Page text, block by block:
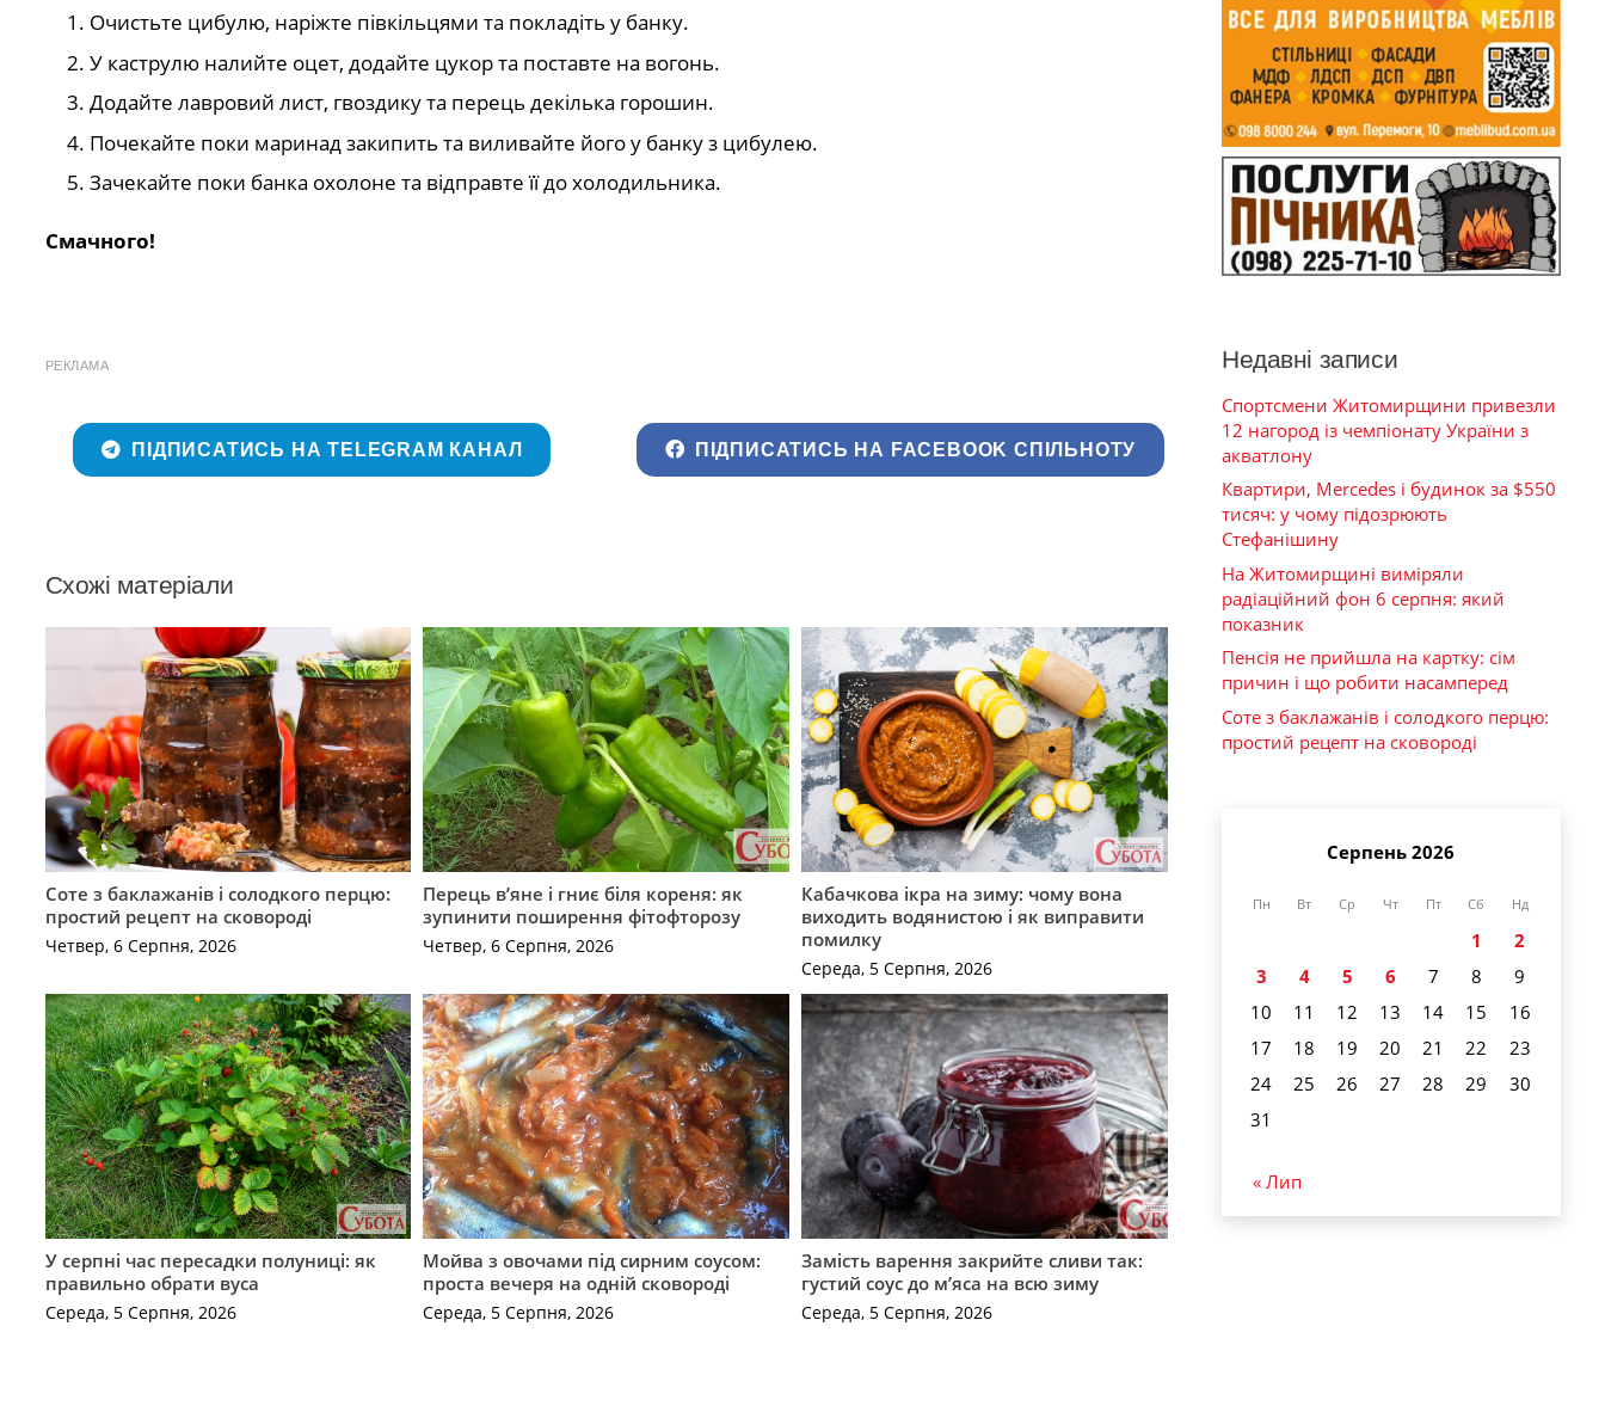
Очистьте цибулю, наріжте півкільцями та покладіть у банку.
У каструлю налийте оцет, додайте цукор та поставте на вогонь.
Додайте лавровий лист, гвоздику та перець декілька горошин.
Почекайте поки маринад закипить та виливайте його у банку з цибулею.
Зачекайте поки банка охолоне та відправте її до холодильника.
Смачного!
РЕКЛАМА
ПІДПИСАТИСЬ НА TELEGRAM КАНАЛ ПІДПИСАТИСЬ НА FACEBOOK СПІЛЬНОТУ
Схожі матеріали
Соте з баклажанів і солодкого перцю:
простий рецепт на сковороді
Четвер, 6 Серпня, 2026
Перець в’яне і гниє біля кореня: як
зупинити поширення фітофторозу
Четвер, 6 Серпня, 2026
Кабачкова ікра на зиму: чому вона
виходить водянистою і як виправити
помилку
Середа, 5 Серпня, 2026
У серпні час пересадки полуниці: як
правильно обрати вуса
Середа, 5 Серпня, 2026
Мойва з овочами під сирним соусом:
проста вечеря на одній сковороді
Середа, 5 Серпня, 2026
Замість варення закрийте сливи так:
густий соус до м’яса на всю зиму
Середа, 5 Серпня, 2026
Недавні записи
Спортсмени Житомирщини привезли
12 нагород із чемпіонату України з
акватлону
Квартири, Mercedes і будинок за $550
тисяч: у чому підозрюють
Стефанішину
На Житомирщині виміряли
радіаційний фон 6 серпня: який
показник
Пенсія не прийшла на картку: сім
причин і що робити насамперед
Соте з баклажанів і солодкого перцю:
простий рецепт на сковороді
Серпень 2026
Пн Вт Ср Чт Пт Сб Нд
1
2
3
4 5 6 7 8
9
10
11 12 13 14 15
16
17
18 19 20 21 22
23
24
25 26 27 28 29
30
31
« Лип